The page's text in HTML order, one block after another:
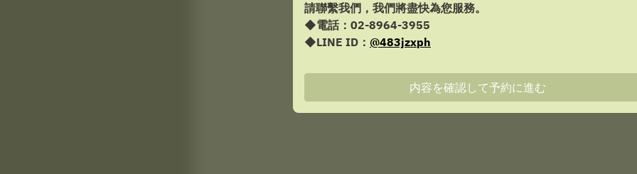
Powered by
請聯繫我們，我們將盡快為您服務。
◆電話：02-8964-3955
◆LINE ID： @483jzxph
内容を確認して予約に進む